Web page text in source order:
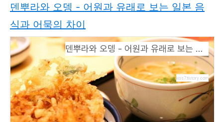
덴뿌라와 오뎅 - 어원과 유래로 보는 일본 음
식과 어묵의 차이
덴뿌라와 오뎅 - 어원과 유래로 보는 일본 음식과 어묵의 차이
kiss7.tistory.com